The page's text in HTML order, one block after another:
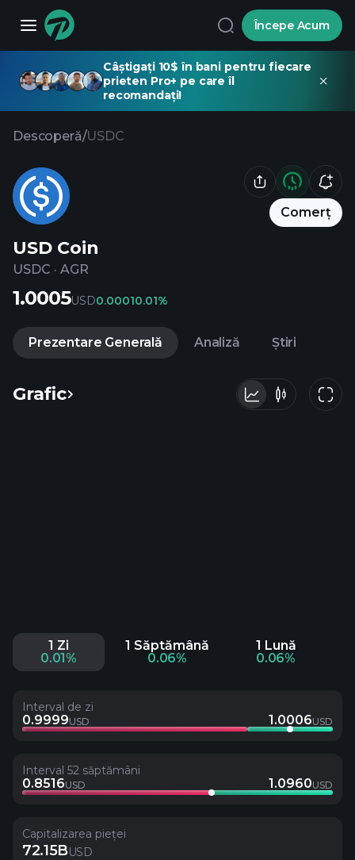
Începe Acum
Câștigați 10$ în bani pentru fiecare
prieten Pro+ pe care îl
recomandați!
Descoperă/USDC
Comerț
USD Coin
USDC · AGR
1.0005USD0.00010.01%
Prezentare Generală Analiză Știri
Grafic
1 Zi
0.01%
1 Săptămână
0.06%
1 Lună
0.06%
Interval de zi
0.9999USD 1.0006USD
Interval 52 săptămâni
0.8516USD 1.0960USD
Capitalizarea pieței
72.15BUSD